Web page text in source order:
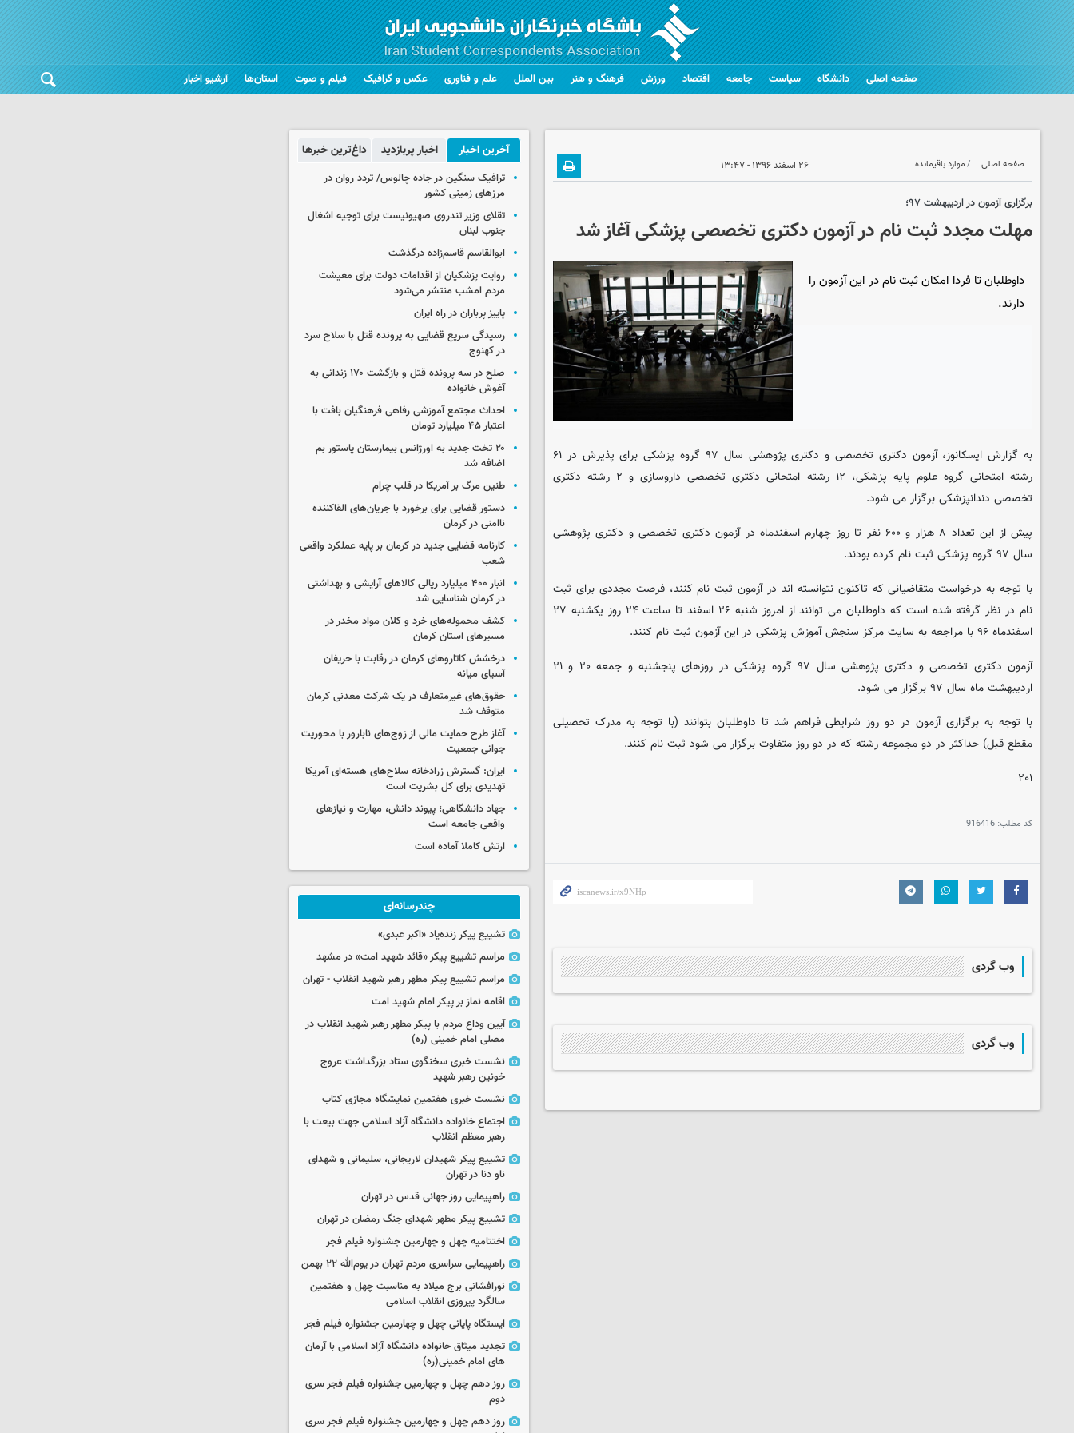
صفحه اصلی دانشگاه سیاست جامعه اقتصاد ورزش فرهنگ و هنر بین الملل علم و فناوری عکس و گرافیک فیلم و صوت استان‌ها آرشیو اخبار
صفحه اصلی موارد باقیمانده ۲۶ اسفند ۱۳۹۶ - ۱۳:۴۷
برگزاری آزمون در اردیبهشت ۹۷؛
مهلت مجدد ثبت نام در آزمون دکتری تخصصی پزشکی آغاز شد
داوطلبان تا فردا امکان ثبت نام در این آزمون را
دارند.
به گزارش ایسکانوز، آزمون دکتری تخصصی و دکتری پژوهشی سال ۹۷ گروه پزشکی برای پذیرش در ۶۱
رشته امتحانی گروه علوم پایه پزشکی، ۱۲ رشته امتحانی دکتری تخصصی داروسازی و ۲ رشته دکتری
تخصصی دندانپزشکی برگزار می شود.
پیش از این تعداد ۸ هزار و ۶۰۰ نفر تا روز چهارم اسفندماه در آزمون دکتری تخصصی و دکتری پژوهشی
سال ۹۷ گروه پزشکی ثبت نام کرده بودند.
با توجه به درخواست متقاضیانی که تاکنون نتوانسته اند در آزمون ثبت نام کنند، فرصت مجددی برای ثبت
نام در نظر گرفته شده است که داوطلبان می توانند از امروز شنبه ۲۶ اسفند تا ساعت ۲۴ روز یکشنبه ۲۷
اسفندماه ۹۶ با مراجعه به سایت مرکز سنجش آموزش پزشکی در این آزمون ثبت نام کنند.
آزمون دکتری تخصصی و دکتری پژوهشی سال ۹۷ گروه پزشکی در روزهای پنجشنبه و جمعه ۲۰ و ۲۱
اردیبهشت ماه سال ۹۷ برگزار می شود.
با توجه به برگزاری آزمون در دو روز شرایطی فراهم شد تا داوطلبان بتوانند (با توجه به مدرک تحصیلی
مقطع قبل) حداکثر در دو مجموعه رشته که در دو روز متفاوت برگزار می شود ثبت نام کنند.
۲۰۱
کد مطلب: 916416
وب گردی
وب گردی
آخرین اخبار اخبار پربازدید داغ‌ترین خبرها
ترافیک سنگین در جاده چالوس/ تردد روان در
مرزهای زمینی کشور
تقلای وزیر تندروی صهیونیست برای توجیه اشغال
جنوب لبنان
ابوالقاسم قاسم‌زاده درگذشت
روایت پزشکیان از اقدامات دولت برای معیشت
مردم امشب منتشر می‌شود
پاییز پرباران در راه ایران
رسیدگی سریع قضایی به پرونده قتل با سلاح سرد
در کهنوج
صلح در سه پرونده قتل و بازگشت ۱۷۰ زندانی به
آغوش خانواده
احداث مجتمع آموزشی رفاهی فرهنگیان بافت با
اعتبار ۴۵ میلیارد تومان
۲۰ تخت جدید به اورژانس بیمارستان پاستور بم
اضافه شد
طنین مرگ بر آمریکا در قلب چرام
دستور قضایی برای برخورد با جریان‌های القاکننده
ناامنی در کرمان
کارنامه قضایی جدید در کرمان بر پایه عملکرد واقعی
شعب
انبار ۴۰۰ میلیارد ریالی کالاهای آرایشی و بهداشتی
در کرمان شناسایی شد
کشف محموله‌های خرد و کلان مواد مخدر در
مسیرهای استان کرمان
درخشش کاتاروهای کرمان در رقابت با حریفان
آسیای میانه
حقوق‌های غیرمتعارف در یک شرکت معدنی کرمان
متوقف شد
آغاز طرح حمایت مالی از زوج‌های نابارور با محوریت
جوانی جمعیت
ایران: گسترش زرادخانه سلاح‌های هسته‌ای آمریکا
تهدیدی برای کل بشریت است
جهاد دانشگاهی؛ پیوند دانش، مهارت و نیازهای
واقعی جامعه است
ارتش کاملا آماده است
چندرسانه‌ای
تشییع پیکر زنده‌یاد «اکبر عبدی»
مراسم تشییع پیکر «قائد شهید امت» در مشهد
مراسم تشییع پیکر مطهر رهبر شهید انقلاب - تهران
اقامه نماز بر پیکر امام شهید امت
آیین وداع مردم با پیکر مطهر رهبر شهید انقلاب در
مصلی امام خمینی (ره)
نشست خبری سخنگوی ستاد بزرگداشت عروج
خونین رهبر شهید
نشست خبری هفتمین نمایشگاه مجازی کتاب
اجتماع خانواده دانشگاه آزاد اسلامی جهت بیعت با
رهبر معظم انقلاب
تشییع پیکر شهیدان لاریجانی، سلیمانی و شهدای
ناو دنا در تهران
راهپیمایی روز جهانی قدس در تهران
تشییع پیکر مطهر شهدای جنگ رمضان در تهران
اختتامیه چهل و چهارمین جشنواره فیلم فجر
راهپیمایی سراسری مردم تهران در یوم‌الله ۲۲ بهمن
نورافشانی برج میلاد به مناسبت چهل‌ و هفتمین
سالگرد پیروزی انقلاب اسلامی
ایستگاه پایانی چهل و چهارمین جشنواره فیلم فجر
تجدید میثاق خانواده دانشگاه آزاد اسلامی با آرمان
های امام خمینی(ره)
روز دهم چهل و چهارمین جشنواره فیلم فجر سری
دوم
روز دهم چهل و چهارمین جشنواره فیلم فجر سری